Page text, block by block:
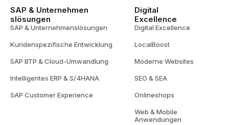
SAP & Unternehmen
slösungen
SAP & Unternehmenslösungen
Kundenspezifische Entwicklung
SAP BTP & Cloud-Umwandlung
Intelligentes ERP & S/4HANA
SAP Customer Experience
Digital
Excellence
Digital Excellence
LocalBoost
Moderne Websites
SEO & SEA
Onlineshops
Web & Mobile
Anwendungen